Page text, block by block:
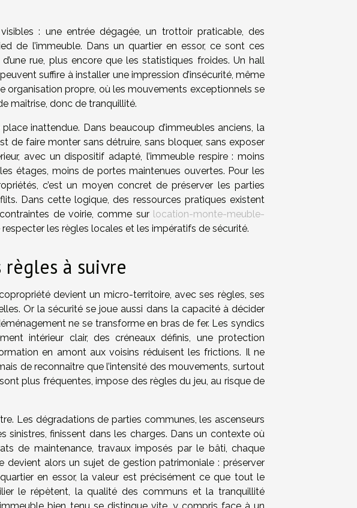
: une entrée dégagée, un trottoir praticable, des
de l’immeuble. Dans un quartier en essor, ce sont ces
rue, plus encore que les statistiques froides. Un hall
suffire à installer une impression d’insécurité, même
organisation propre, où les mouvements exceptionnels se
maîtrise, donc de tranquillité.
inattendue. Dans beaucoup d’immeubles anciens, la
de faire monter sans détruire, sans bloquer, sans exposer
avec un dispositif adapté, l’immeuble respire : moins
étages, moins de portes maintenues ouvertes. Pour les
c’est un moyen concret de préserver les parties
Dans cette logique, des ressources pratiques existent
de voirie, comme sur location-monte-meuble-
les règles locales et les impératifs de sécurité.
à suivre
devient un micro-territoire, avec ses règles, ses
Or la sécurité se joue aussi dans la capacité à décider
ne se transforme en bras de fer. Les syndics
intérieur clair, des créneaux définis, une protection
en amont aux voisins réduisent les frictions. Il ne
de reconnaître que l’intensité des mouvements, surtout
plus fréquentes, impose des règles du jeu, au risque de
Les dégradations de parties communes, les ascenseurs
sinistres, finissent dans les charges. Dans un contexte où
de maintenance, travaux imposés par le bâti, chaque
alors un sujet de gestion patrimoniale : préserver
en essor, la valeur est précisément ce que tout le
le répètent, la qualité des communs et la tranquillité
bien tenu se distingue vite, y compris face à un